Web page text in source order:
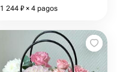
1 244 ₽ × 4 pagos